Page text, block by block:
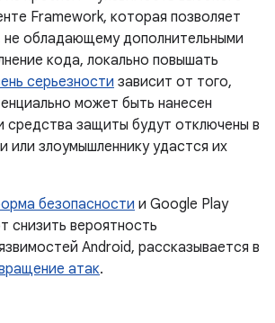
Framework, которая позволяет
не обладающему дополнительными
кода, локально повышать
серьезности зависит от того,
может быть нанесен
средства защиты будут отключены в
или злоумышленнику удастся их
безопасности и Google Play
снизить вероятность
Android, рассказывается в
атак.